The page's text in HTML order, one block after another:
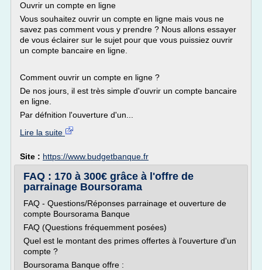
Ouvrir un compte en ligne
Vous souhaitez ouvrir un compte en ligne mais vous ne
savez pas comment vous y prendre ? Nous allons essayer
de vous éclairer sur le sujet pour que vous puissiez ouvrir
un compte bancaire en ligne.
Comment ouvrir un compte en ligne ?
De nos jours, il est très simple d'ouvrir un compte bancaire
en ligne.
Par défnition l'ouverture d'un...
Lire la suite
Site : https://www.budgetbanque.fr
FAQ : 170 à 300€ grâce à l'offre de
parrainage Boursorama
FAQ - Questions/Réponses parrainage et ouverture de
compte Boursorama Banque
FAQ (Questions fréquemment posées)
Quel est le montant des primes offertes à l'ouverture d'un
compte ?
Boursorama Banque offre :